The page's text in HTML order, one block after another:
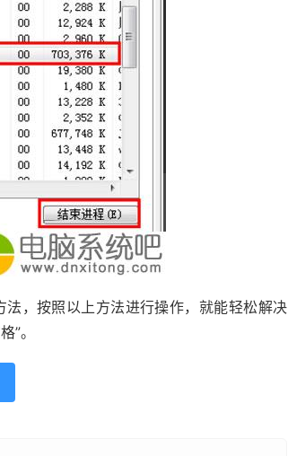
，按照以上方法进行操作，就能轻松解决
”。